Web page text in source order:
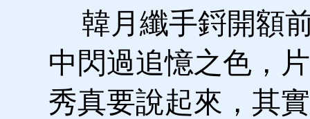
韓月纖手鋝開額
中閃過追憶之色，
秀真要說起來，其